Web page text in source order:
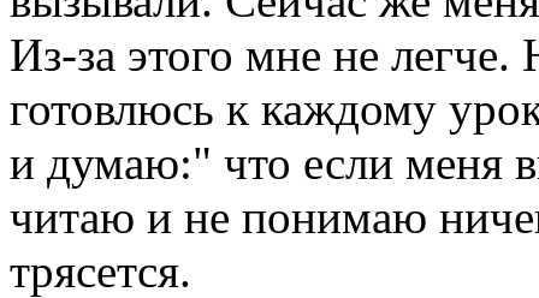
Из-за этого мне не легче.
готовлюсь к каждому
и думаю:" что если меня
читаю и не понимаю
трясется.